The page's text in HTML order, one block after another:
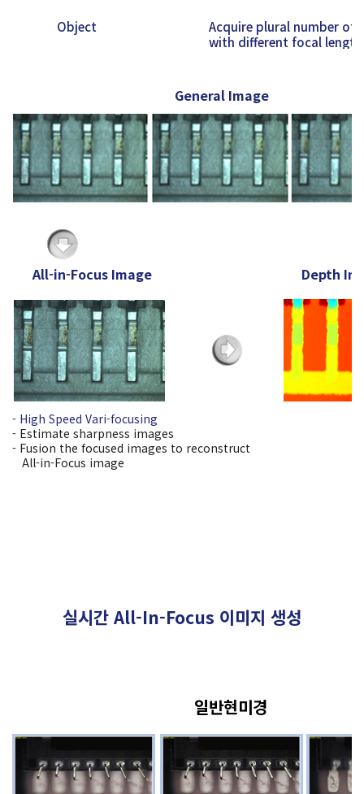
Object
Acquire plural number of
with different focal
General Image
All-in-Focus Image Depth
- High Speed Vari-focusing
- Estimate sharpness images
- Fusion the focused images to reconstruct
All-in-Focus image
실시간 All-In-Focus 이미지 생성
일반현미경